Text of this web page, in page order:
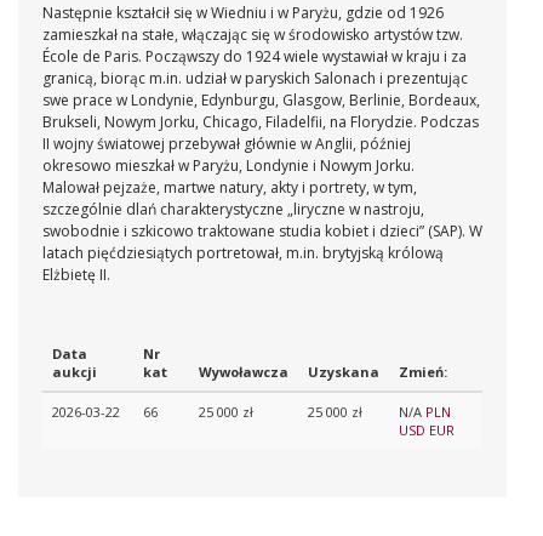
Następnie kształcił się w Wiedniu i w Paryżu, gdzie od 1926
zamieszkał na stałe, włączając się w środowisko artystów tzw.
École de Paris. Począwszy do 1924 wiele wystawiał w kraju i za
granicą, biorąc m.in. udział w paryskich Salonach i prezentując
swe prace w Londynie, Edynburgu, Glasgow, Berlinie, Bordeaux,
Brukseli, Nowym Jorku, Chicago, Filadelfii, na Florydzie. Podczas
II wojny światowej przebywał głównie w Anglii, później
okresowo mieszkał w Paryżu, Londynie i Nowym Jorku.
Malował pejzaże, martwe natury, akty i portrety, w tym,
szczególnie dlań charakterystyczne „liryczne w nastroju,
swobodnie i szkicowo traktowane studia kobiet i dzieci” (SAP). W
latach pięćdziesiątych portretował, m.in. brytyjską królową
Elżbietę II.
Data
aukcji
Nr
kat
Wywoławcza Uzyskana Zmień:
2026-03-22 66 25 000 zł 25 000 zł N/A PLN
USD EUR